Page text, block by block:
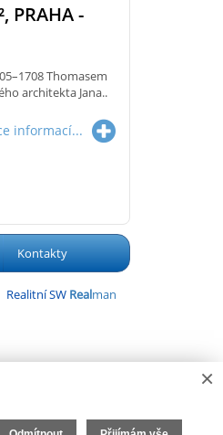
, PRAHA -
Thomasem
architekta Jana..
informací...
Kontakty
Realitní SW Realman
×